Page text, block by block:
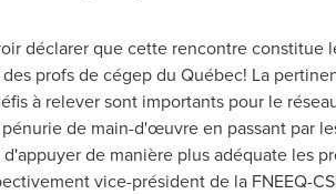
déclarer que cette rencontre
profs de cégep du Québec! La
à relever sont importants pour le
de main-d'œuvre en passant par
de manière plus adéquate les
vice-président de la FNEEQ-